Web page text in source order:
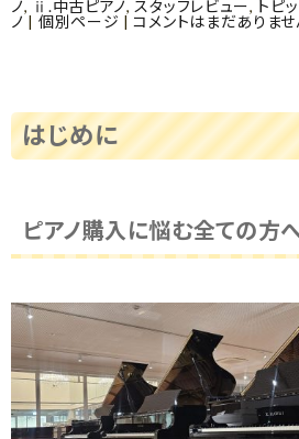
ノ, ⅱ.中古ピアノ, スタッフレビュー, トピ
ノ | 個別ページ |コメントはまだありませ
はじめに
ピアノ購入に悩む全ての方